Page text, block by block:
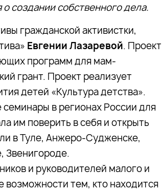
создании собственного дела.
гражданской активистки,
Евгении Лазаревой. Проект
программ для мам-
грант. Проект реализует
детей «Культура детства».
в регионах России для
им поверить в себя и открыть
в Туле, Анжеро-Судженске,
Звенигороде.
и руководителей малого и
возможности тем, кто находится